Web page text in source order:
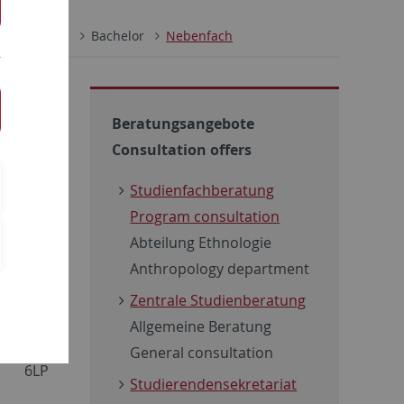
Bachelor Nebenfach
6LP
Beratungsangebote
Consultation offers
Studienfachberatung
Program consultation
Abteilung Ethnologie
Anthropology department
Zentrale Studienberatung
Allgemeine Beratung
General consultation
Studierendensekretariat